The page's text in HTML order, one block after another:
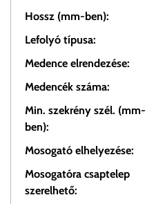
Hossz (mm-ben):
Lefolyó típusa:
Medence elrendezése:
Medencék száma:
Min. szekrény szél. (mm-
ben):
Mosogató elhelyezése:
Mosogatóra csaptelep
szerelhető: